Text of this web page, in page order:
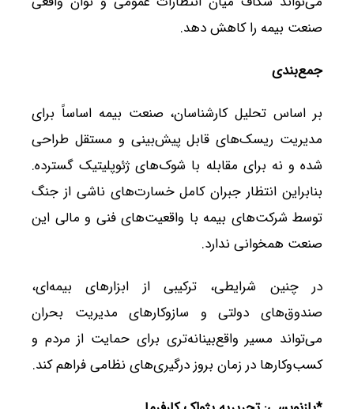
صنعت بیمه را کاهش دهد.
جمع‌بندی
بر اساس تحلیل کارشناسان، صنعت بیمه اساساً برای
مدیریت ریسک‌های قابل پیش‌بینی و مستقل طراحی
شده و نه برای مقابله با شوک‌های ژئوپلیتیک گسترده.
بنابراین انتظار جبران کامل خسارت‌های ناشی از جنگ
توسط شرکت‌های بیمه با واقعیت‌های فنی و مالی این
صنعت همخوانی ندارد.
در چنین شرایطی، ترکیبی از ابزارهای بیمه‌ای،
صندوق‌های دولتی و سازوکارهای مدیریت بحران
می‌تواند مسیر واقع‌بینانه‌تری برای حمایت از مردم و
کسب‌وکارها در زمان بروز درگیری‌های نظامی فراهم کند.